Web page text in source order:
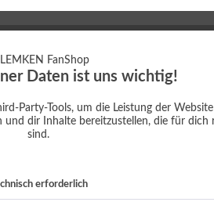
Daten ist uns wichtig!
Party-Tools, um die Leistung der Website
und dir Inhalte bereitzustellen, die für dich
sind.
erforderlich